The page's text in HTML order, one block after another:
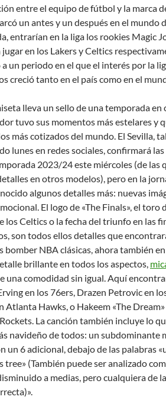
entre el equipo de fútbol y la marca
un antes y un después en el mundo
entrarían en la liga los rookies Magic
jugar en los Lakers y Celtics
un periodo en el que el interés por la
creció tanto en el país como en el
lleva un sello de una temporada en
tuvo sus momentos más estelares y
más cotizados del mundo. El Sevilla,
lunes en redes sociales, confirmará
2023/24 este miércoles (de las
en otros modelos), pero en la
algunos detalles más: nuevas
El logo de «The Finals», el toro
los Celtics o la fecha del triunfo en las
son todos ellos detalles que
bomber NBA clásicas, ahora también
brillante en todos los aspectos,
una comodidad sin igual. Aquí
en los 76ers, Drazen Petrovic en
Atlanta Hawks, o Hakeem «The
La canción también incluye lo
navideño de todos: un subdominante
un 6 adicional, debajo de las palabras
tree» (También puede ser analizado
a medias, pero cualquiera de